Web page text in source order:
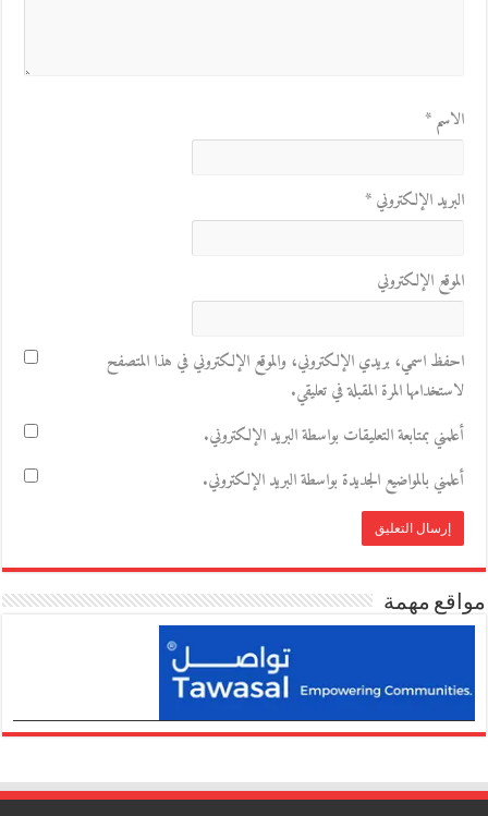
الاسم*
البريد الإلكتروني*
الموقع الإلكتروني
احفظ اسمي، بريدي الإلكتروني، والموقع الإلكتروني في هذا المتصفح
لاستخدامها المرة المقبلة في تعليقي.
أعلمني بمتابعة التعليقات بواسطة البريد الإلكتروني.
أعلمني بالمواضيع الجديدة بواسطة البريد الإلكتروني.
مواقع مهمة